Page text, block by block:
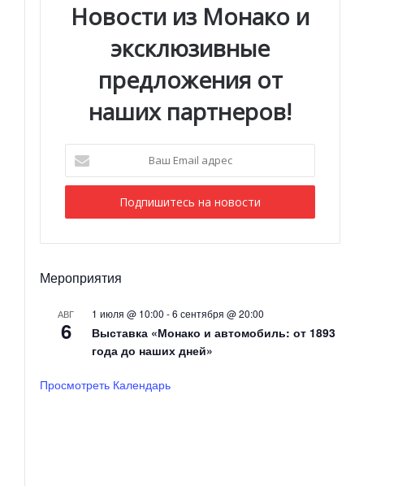
Новости из Монако и
эксклюзивные
предложения от
наших партнеров!
Email
адрес
Мероприятия
АВГ
6
1 июля @ 10:00 -6 сентября @ 20:00
Выставка «Монако и автомобиль: от 1893
года до наших дней»
Просмотреть Календарь